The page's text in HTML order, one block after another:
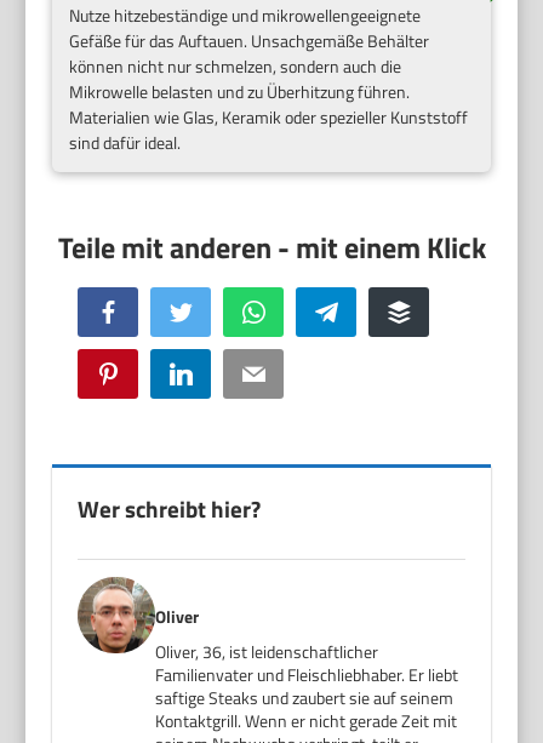
Nutze hitzebeständige und mikrowellengeeignete
Gefäße für das Auftauen. Unsachgemäße Behälter
können nicht nur schmelzen, sondern auch die
Mikrowelle belasten und zu Überhitzung führen.
Materialien wie Glas, Keramik oder spezieller Kunststoff
sind dafür ideal.
Facebook Twitter WhatsApp Telegram Buffer
Pinterest LinkedIn Email
Wer schreibt hier?
Oliver
Oliver, 36, ist leidenschaftlicher
Familienvater und Fleischliebhaber. Er liebt
saftige Steaks und zaubert sie auf seinem
Kontaktgrill. Wenn er nicht gerade Zeit mit